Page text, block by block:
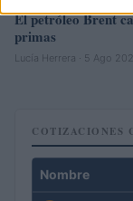
El petróleo Brent
primas
Lucía Herrera · 5 Ago
COTIZACIONES
Nombre